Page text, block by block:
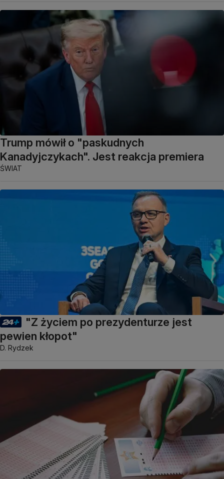
Trump mówił o "paskudnych
Kanadyjczykach". Jest reakcja premiera
ŚWIAT
"Z życiem po prezydenturze jest
pewien kłopot"
D. Rydzek